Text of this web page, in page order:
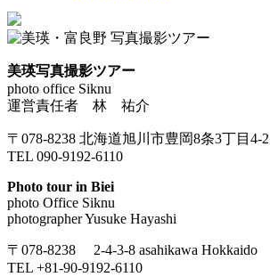
美瑛写真撮影ツアー
photo office Siknu
運営責任者 林 祐介
〒078-8238 北海道旭川市豊岡8条3丁目4-2
TEL 090-9192-6110
Photo tour in Biei
photo Office Siknu
photographer Yusuke Hayashi
〒078-8238 2-4-3-8 asahikawa Hokkaido
TEL +81-90-9192-6110